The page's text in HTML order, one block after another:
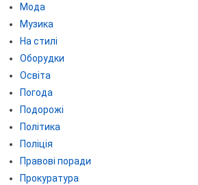
Мода
Музика
На стилі
Оборудки
Освіта
Погода
Подорожі
Політика
Поліція
Правові поради
Прокуратура